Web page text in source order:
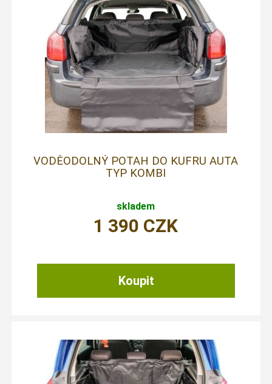
VODĚODOLNÝ POTAH DO KUFRU AUTA
TYP KOMBI
skladem
1 390 CZK